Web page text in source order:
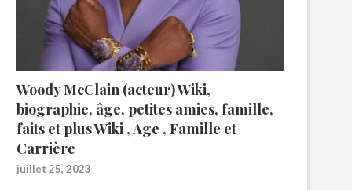
Woody McClain (acteur) Wiki,
biographie, âge, petites amies, famille,
faits et plus Wiki , Age , Famille et
Carrière
juillet 25, 2023